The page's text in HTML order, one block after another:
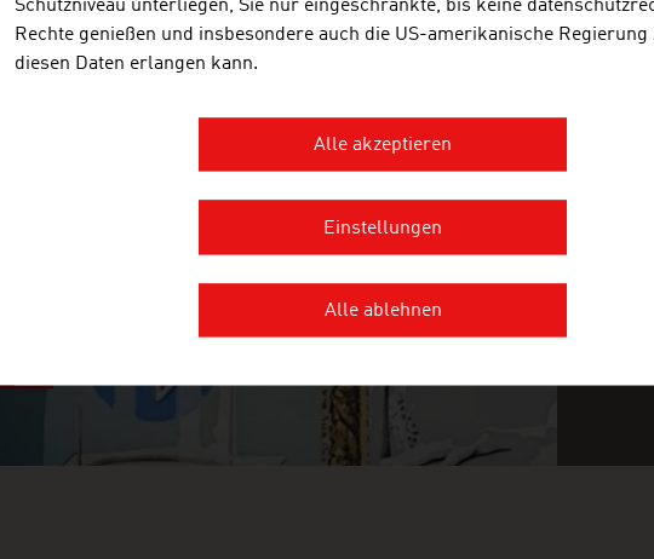
Schutzniveau unterliegen, Sie nur eingeschränkte, bis keine
Rechte genießen und insbesondere auch die US-amerikanische Regierung
diesen Daten erlangen kann.
Alle akzeptieren
Einstellungen
Alle ablehnen